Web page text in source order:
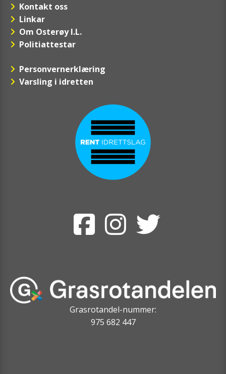
Kontakt oss
Linkar
Om Osterøy I.L.
Politiattestar
Personvernerklæring
Varsling i idretten
Grasrotandel-nummer:
975 682 447